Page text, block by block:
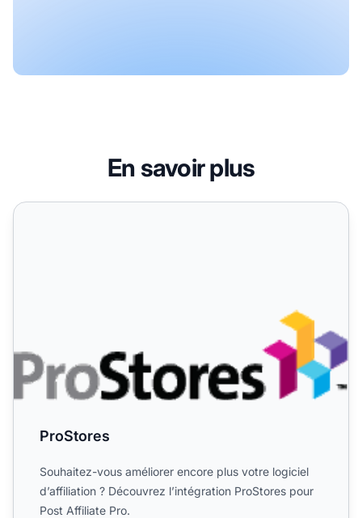
En savoir plus
ProStores
ProStores
Souhaitez-vous améliorer encore plus votre logiciel
d’affiliation ? Découvrez l’intégration ProStores pour
Post Affiliate Pro.